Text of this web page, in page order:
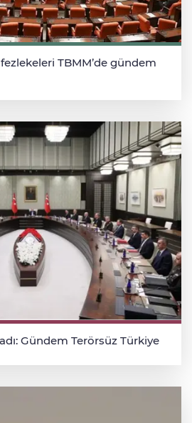
TBMM’de gündem
Gündem Terörsüz Türkiye